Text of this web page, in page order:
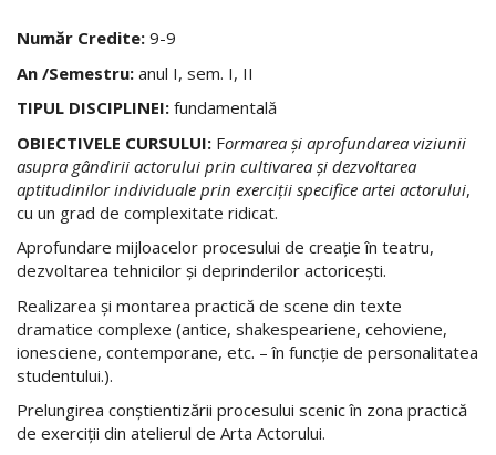
Număr Credite: 9-9
An /Semestru: anul I, sem. I, II
TIPUL DISCIPLINEI: fundamentală
OBIECTIVELE CURSULUI: Formarea şi aprofundarea viziunii
asupra gândirii actorului prin cultivarea şi dezvoltarea
aptitudinilor individuale prin exerciţii specifice artei actorului,
cu un grad de complexitate ridicat.
Aprofundare mijloacelor procesului de creaţie în teatru,
dezvoltarea tehnicilor şi deprinderilor actoriceşti.
Realizarea şi montarea practică de scene din texte
dramatice complexe (antice, shakespeariene, cehoviene,
ionesciene, contemporane, etc. – în funcţie de personalitatea
studentului.).
Prelungirea conştientizării procesului scenic în zona practică
de exerciţii din atelierul de Arta Actorului.